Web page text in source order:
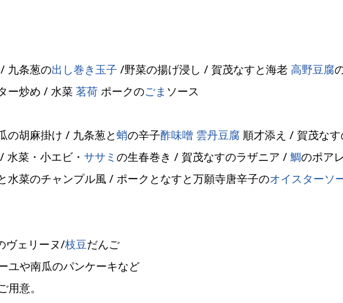
九条葱の出し巻き玉子 /野菜の揚げ浸し / 賀茂なすと海老 高野豆腐
ー炒め / 水菜 茗荷ポークのごま ソース
の胡麻掛け / 九条葱と蛸の辛子酢味噌 雲丹豆腐順才添え / 賀茂なす
水菜・小エビ・ ササミ の生春巻き / 賀茂なすのラザニア / 鯛のポア
水菜のチャンプル風 / ポークとなすと万願寺唐辛子のオイスターソ
ヴェリーヌ/枝豆だんご
ユや南瓜のパンケーキなど
意。